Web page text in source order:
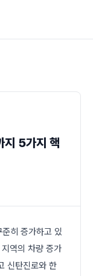
지 5가지 핵
히 증가하고 있
역의 차량 증가
신탄진로와 한